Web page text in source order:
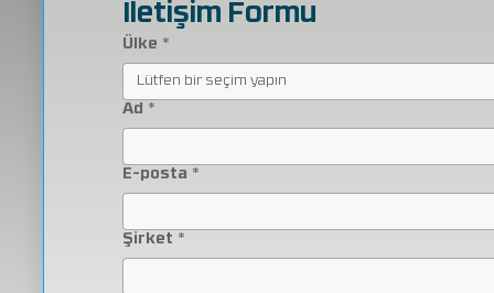
İletişim Formu
Ülke *
Lütfen bir seçim yapın
Ad *
E-posta *
Şirket *